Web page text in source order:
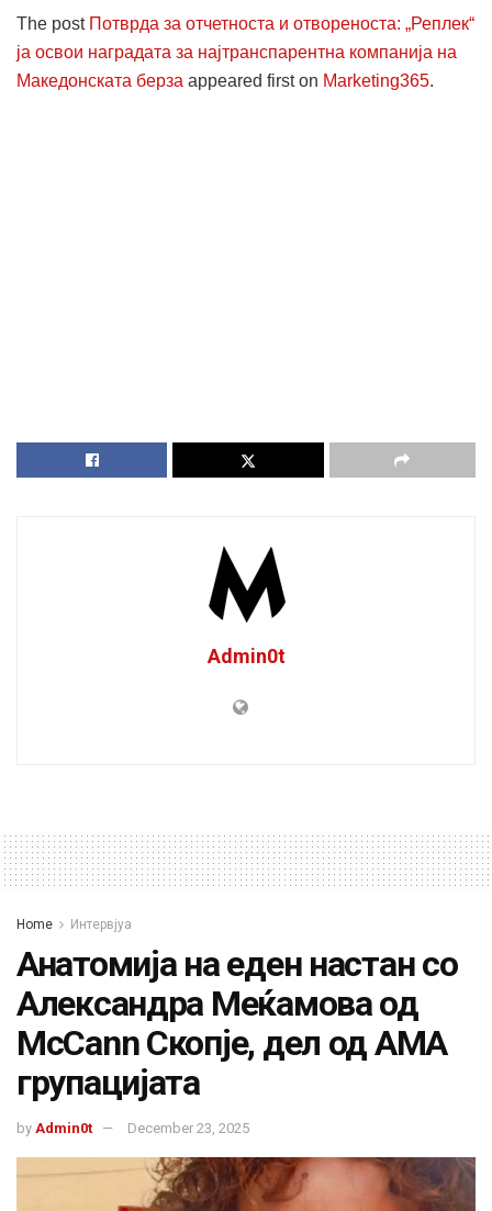
The post Потврда за отчетноста и отвореноста: „Реплек“
ја освои наградата за најтранспарентна компанија на
Македонската берза appeared first on Marketing365.
Admin0t
Home Интервјуа
Анатомија на еден настан со
Александра Меќамова од
McCann Скопје, дел од АМА
групацијата
by Admin0t December 23, 2025